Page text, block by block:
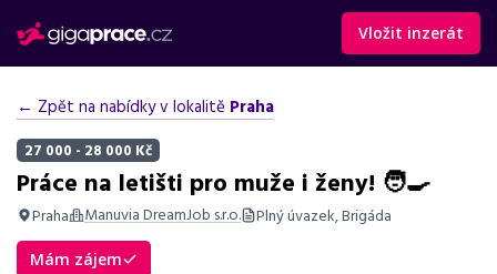
Vložit inzerát
← Zpět na nabídky v lokalitě Praha
27 000 - 28 000 Kč
Práce na letišti pro muže i ženy! 🧑‍🍳
Praha Manuvia DreamJob s.r.o. Plný úvazek, Brigáda
Shrnutí nabídky
Mám zájem